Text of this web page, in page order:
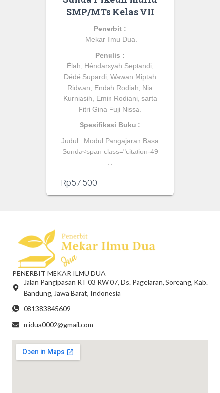
SMP/MTs Kelas VII
Penerbit :
Mekar Ilmu Dua.
Penulis :
Élah, Héndarsyah Septandi,
Dédé Supardi, Wawan Miptah
Ridwan, Endah Rodiah, Nia
Kurniasih, Emin Rodiani, sarta
Fitri Gina Fuji Nissa
Spesifikasi Buku :
Judul : Modul Pangajaran Basa
Sunda<span class="citation-49
Rp57.500
PENERBIT MEKAR ILMU DUA
Jalan Pangipasan RT 03 RW 07, Ds. Pagelaran, Soreang, Kab.
Bandung, Jawa Barat, Indonesia
081383845609
midua0002@gmail.com